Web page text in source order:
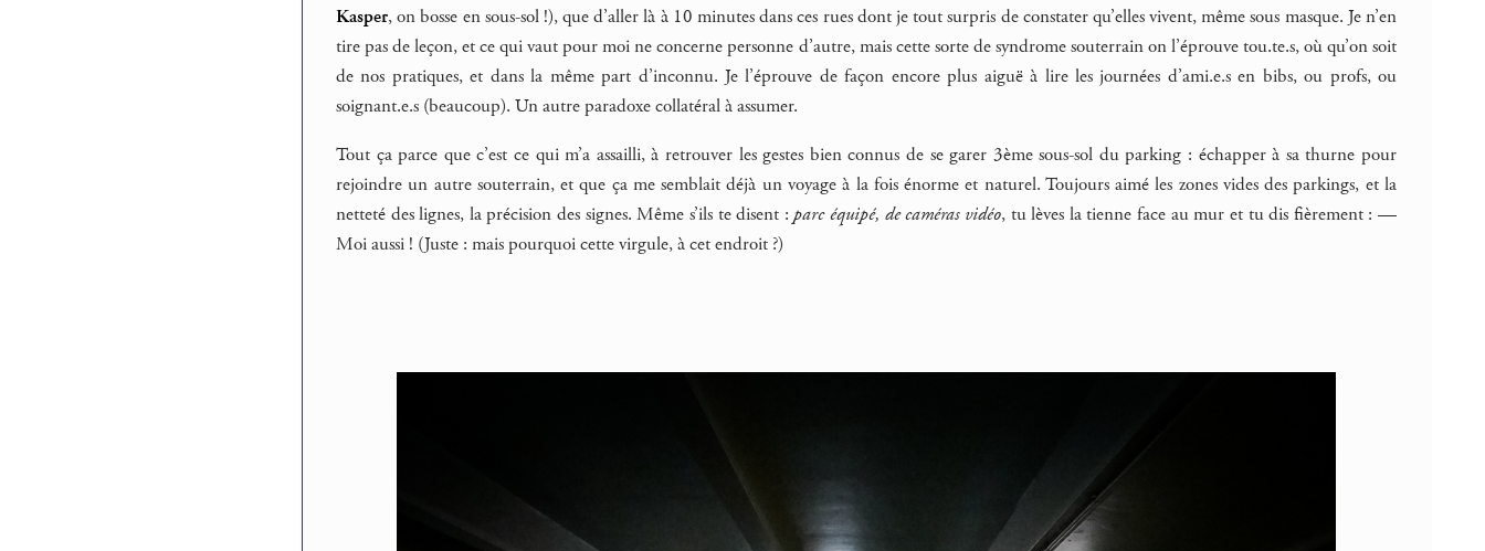
Kasper, on bosse en sous-sol !), que d’aller là à 10 minutes dans ces rues dont je tout surpris de constater qu’elles vivent, même sous masque. Je n’en
tire pas de leçon, et ce qui vaut pour moi ne concerne personne d’autre, mais cette sorte de syndrome souterrain on l’éprouve tou.te.s, où qu’on soit
de nos pratiques, et dans la même part d’inconnu. Je l’éprouve de façon encore plus aiguë à lire les journées d’ami.e.s en bibs, ou profs, ou
soignant.e.s (beaucoup). Un autre paradoxe collatéral à assumer.
Tout ça parce que c’est ce qui m’a assailli, à retrouver les gestes bien connus de se garer 3ème sous-sol du parking : échapper à sa thurne pour
rejoindre un autre souterrain, et que ça me semblait déjà un voyage à la fois énorme et naturel. Toujours aimé les zones vides des parkings, et la
netteté des lignes, la précision des signes. Même s’ils te disent :parc équipé, de caméras vidéo, tu lèves la tienne face au mur et tu dis fièrement : —
Moi aussi ! (Juste : mais pourquoi cette virgule, à cet endroit ?)